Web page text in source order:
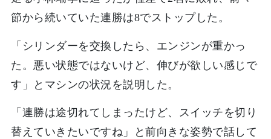
節から続いていた連勝は8でストップした。
「シリンダーを交換したら、エンジンが重かっ
た。悪い状態ではないけど、伸びが欲しい感じで
す」とマシンの状況を説明した。
「連勝は途切れてしまったけど、スイッチを切り
替えていきたいですね」と前向きな姿勢で話して